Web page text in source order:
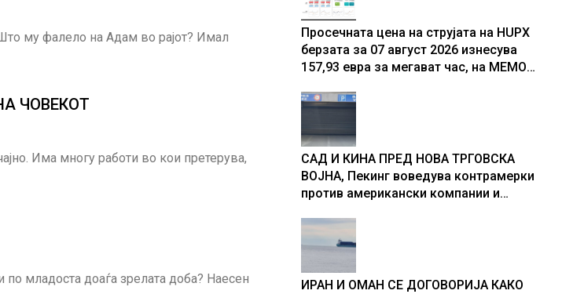
му фалело на Адам во рајот? Имал
ЧОВЕКОТ
Има многу работи во кои претерува,
младоста доаѓа зрелата доба? Наесен
Просечната цена на струјата на HUPX
берзата за 07 август 2026 изнесува
157,93 евра за мегават час, на МЕМО
САД И КИНА ПРЕД НОВА ТРГОВСКА
ВОЈНА, Пекинг воведува контрамерки
против американски компании и
ИРАН И ОМАН СЕ ДОГОВОРИЈА КАКО